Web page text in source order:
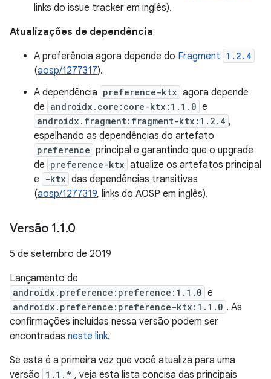
links do issue tracker em inglês).
Atualizações de dependência
A preferência agora depende do Fragment 1.2.4
(aosp/1277317).
A dependência preference-ktx agora depende
de androidx.core:core-ktx:1.1.0 e
androidx.fragment:fragment-ktx:1.2.4 ,
espelhando as dependências do artefato
preference principal e garantindo que o upgrade
de preference-ktx atualize os artefatos principal
e
-ktx das dependências transitivas
(aosp/1277319, links do AOSP em inglês).
Versão 1.1.0
5 de setembro de 2019
Lançamento de
androidx.preference:preference:1.1.0 e
androidx.preference:preference-ktx:1.1.0 . As
confirmações incluídas nessa versão podem ser
encontradas neste link.
Se esta é a primeira vez que você atualiza para uma
versão 1.1.* , veja esta lista concisa das principais